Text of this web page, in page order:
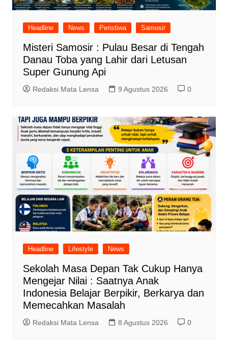
Headline News Peristiwa Samosir
Misteri Samosir : Pulau Besar di Tengah
Danau Toba yang Lahir dari Letusan
Super Gunung Api
Redaksi Mata Lensa 9 Agustus 2026 0
Headline Lifestyle News
Sekolah Masa Depan Tak Cukup Hanya
Mengejar Nilai : Saatnya Anak
Indonesia Belajar Berpikir, Berkarya dan
Memecahkan Masalah
Redaksi Mata Lensa 8 Agustus 2026 0